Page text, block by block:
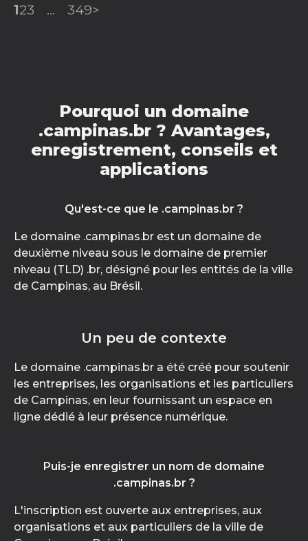
123 ... 349>
Pourquoi un domaine
.campinas.br ? Avantages,
enregistrement, conseils et
applications
Qu'est-ce que le .campinas.br ?
Le domaine .campinas.br est un domaine de
deuxième niveau sous le domaine de premier
niveau (TLD) .br, désigné pour les entités de la ville
de Campinas, au Brésil.
Un peu de contexte
Le domaine .campinas.br a été créé pour soutenir
les entreprises, les organisations et les particuliers
de Campinas, en leur fournissant un espace en
ligne dédié à leur présence numérique.
Puis-je enregistrer un nom de domaine
.campinas.br ?
L'inscription est ouverte aux entreprises, aux
organisations et aux particuliers de la ville de